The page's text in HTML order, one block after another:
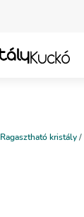
Ragasztható kristály/